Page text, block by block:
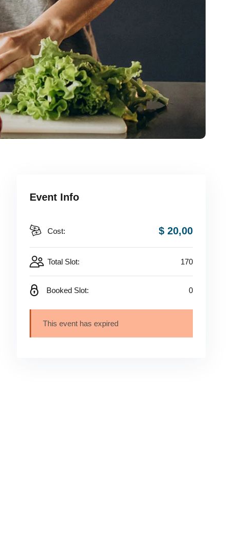
Event Info
Cost: $ 20,00
Total Slot: 170
Booked Slot: 0
This event has expired